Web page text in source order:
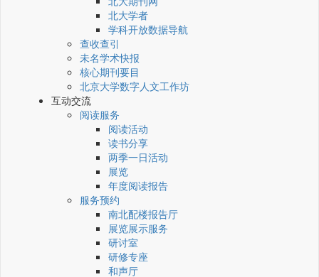
北大学者
学科开放数据导航
查收查引
未名学术快报
核心期刊要目
北京大学数字人文工作坊
互动交流
阅读服务
阅读活动
读书分享
两季一日活动
展览
年度阅读报告
服务预约
南北配楼报告厅
展览展示服务
研讨室
研修专座
和声厅